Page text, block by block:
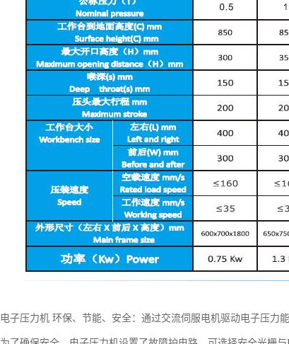
电子压力机 环保、节能、安全：通过交流伺服电机驱动电子压力